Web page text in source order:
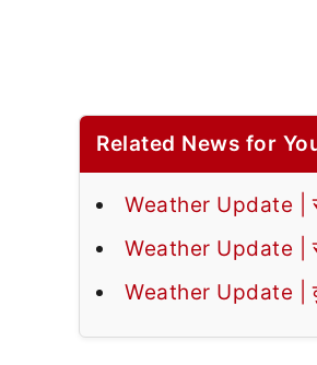
Related News for
Weather Update |
Weather Update |
Weather Update |